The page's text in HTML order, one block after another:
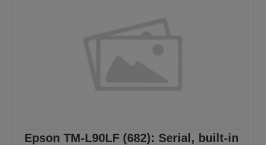
Epson TM-L90LF (682): Serial, built-in